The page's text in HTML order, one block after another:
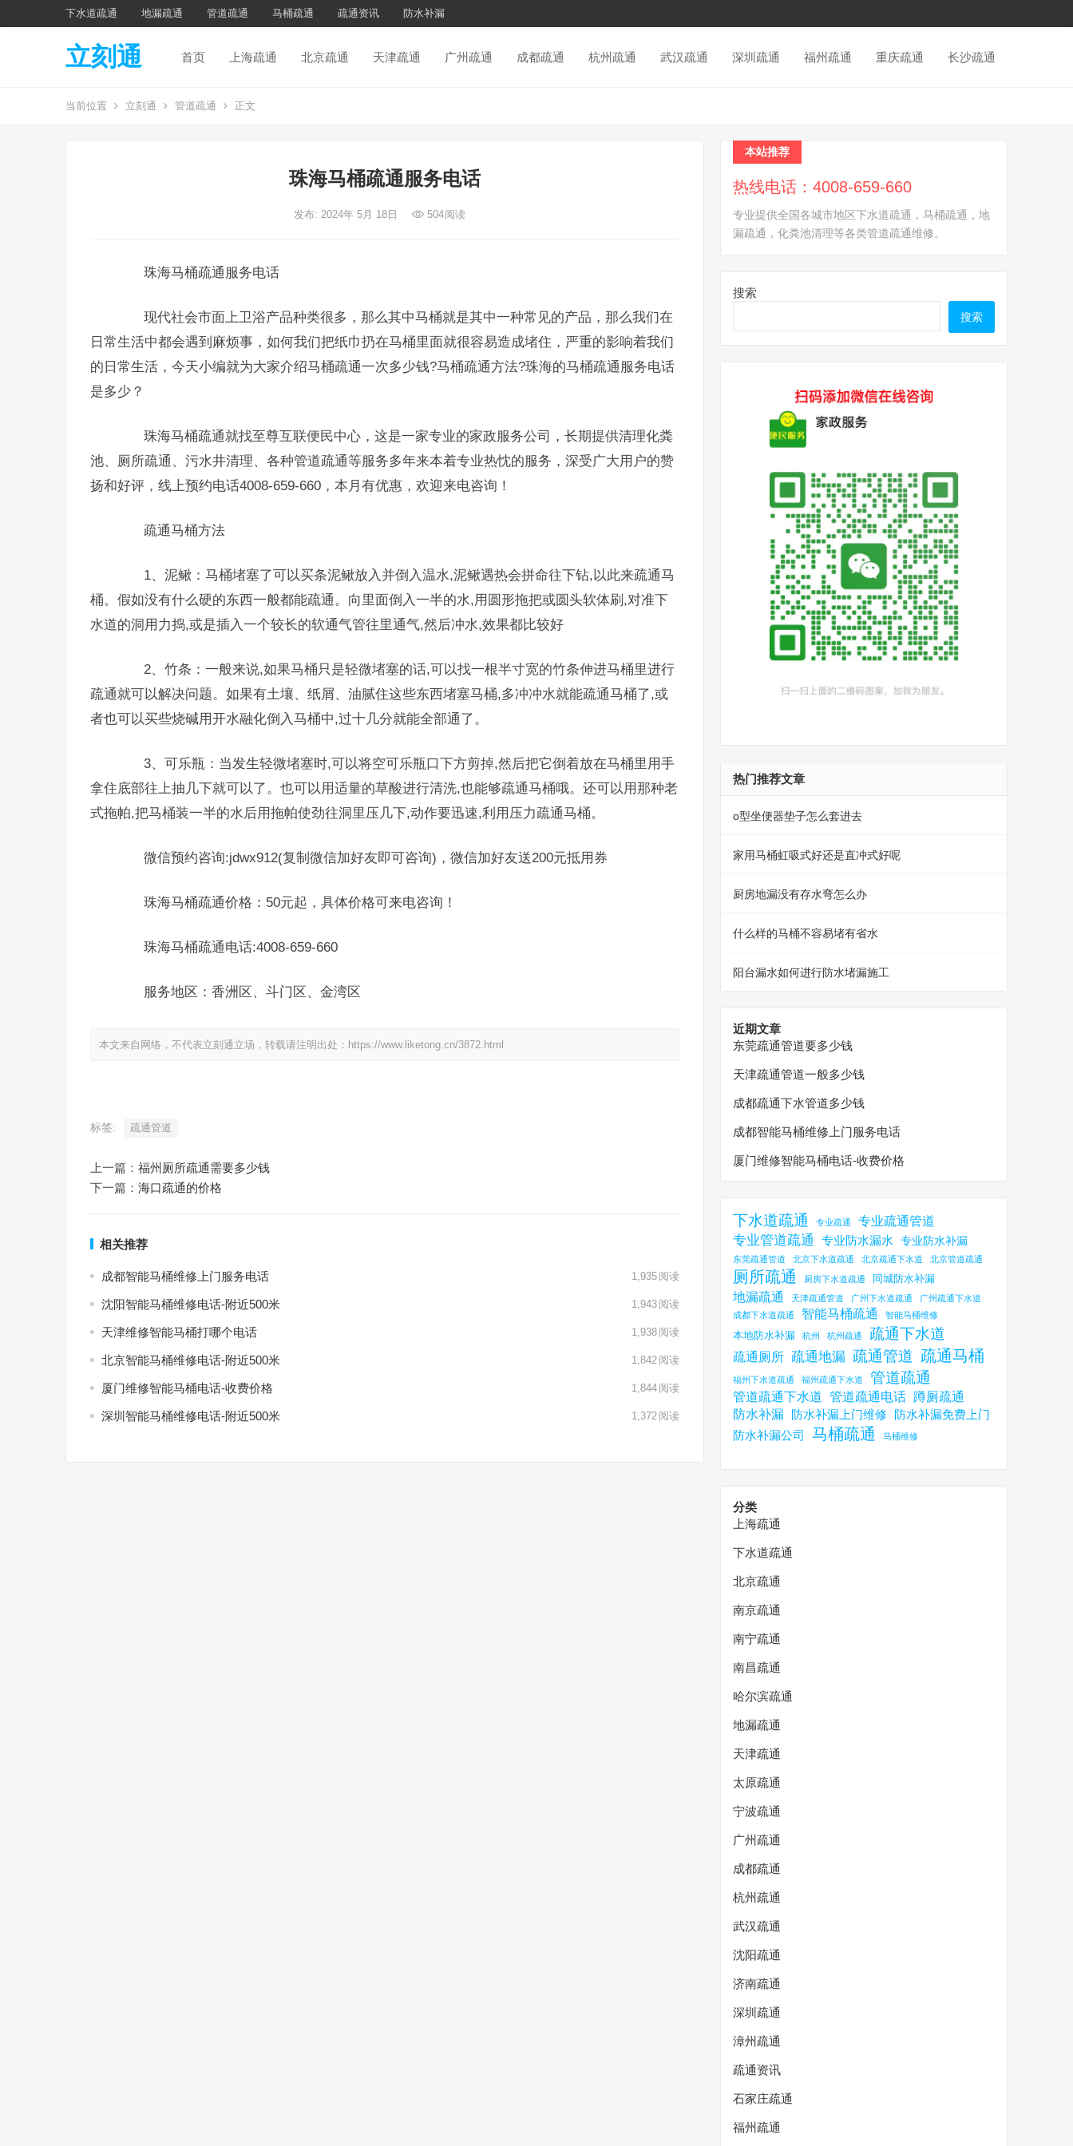
下水道疏通 地漏疏通 管道疏通 马桶疏通 疏通资讯 防水补漏
立刻通 首页 上海疏通 北京疏通 天津疏通 广州疏通 成都疏通 杭州疏通 武汉疏通 深圳疏通 福州疏通 重庆疏通 长沙疏通
当前位置 立刻通 管道疏通 正文
珠海马桶疏通服务电话
发布: 2024年 5月 18日 504阅读
珠海马桶疏通服务电话
现代社会市面上卫浴产品种类很多，那么其中马桶就是其中一种常见的产品，那么我们在
日常生活中都会遇到麻烦事，如何我们把纸巾扔在马桶里面就很容易造成堵住，严重的影响着我们
的日常生活，今天小编就为大家介绍马桶疏通一次多少钱?马桶疏通方法?珠海的马桶疏通服务电话
是多少？
珠海马桶疏通就找至尊互联便民中心，这是一家专业的家政服务公司，长期提供清理化粪
池、厕所疏通、污水井清理、各种管道疏通等服务多年来本着专业热忱的服务，深受广大用户的赞
扬和好评，线上预约电话4008-659-660，本月有优惠，欢迎来电咨询！
疏通马桶方法
1、泥鳅：马桶堵塞了可以买条泥鳅放入并倒入温水,泥鳅遇热会拼命往下钻,以此来疏通马
桶。假如没有什么硬的东西一般都能疏通。向里面倒入一半的水,用圆形拖把或圆头软体刷,对准下
水道的洞用力捣,或是插入一个较长的软通气管往里通气,然后冲水,效果都比较好
2、竹条：一般来说,如果马桶只是轻微堵塞的话,可以找一根半寸宽的竹条伸进马桶里进行
疏通就可以解决问题。如果有土壤、纸屑、油腻住这些东西堵塞马桶,多冲冲水就能疏通马桶了,或
者也可以买些烧碱用开水融化倒入马桶中,过十几分就能全部通了。
3、可乐瓶：当发生轻微堵塞时,可以将空可乐瓶口下方剪掉,然后把它倒着放在马桶里用手
拿住底部往上抽几下就可以了。也可以用适量的草酸进行清洗,也能够疏通马桶哦。还可以用那种老
式拖帕,把马桶装一半的水后用拖帕使劲往洞里压几下,动作要迅速,利用压力疏通马桶。
微信预约咨询:jdwx912(复制微信加好友即可咨询)，微信加好友送200元抵用券
珠海马桶疏通价格：50元起，具体价格可来电咨询！
珠海马桶疏通电话:4008-659-660
服务地区：香洲区、斗门区、金湾区
本文来自网络，不代表立刻通立场，转载请注明出处：https://www.liketong.cn/3872.html
标签: 疏通管道
上一篇： 福州厕所疏通需要多少钱
下一篇： 海口疏通的价格
相关推荐
成都智能马桶维修上门服务电话 1,935 阅读
沈阳智能马桶维修电话-附近500米 1,943 阅读
天津维修智能马桶打哪个电话 1,938 阅读
北京智能马桶维修电话-附近500米 1,842 阅读
厦门维修智能马桶电话-收费价格 1,844 阅读
深圳智能马桶维修电话-附近500米 1,372 阅读
本站推荐
热线电话：4008-659-660
专业提供全国各城市地区下水道疏通，马桶疏通，地
漏疏通，化粪池清理等各类管道疏通维修。
搜索
搜索
热门推荐文章
o型坐便器垫子怎么套进去
家用马桶虹吸式好还是直冲式好呢
厨房地漏没有存水弯怎么办
什么样的马桶不容易堵有省水
阳台漏水如何进行防水堵漏施工
近期文章
东莞疏通管道要多少钱
天津疏通管道一般多少钱
成都疏通下水管道多少钱
成都智能马桶维修上门服务电话
厦门维修智能马桶电话-收费价格
下水道疏通 专业疏通 专业疏通管道
专业管道疏通 专业防水漏水 专业防水补漏
东莞疏通管道 北京下水道疏通 北京疏通下水道 北京管道疏通
厕所疏通 厨房下水道疏通 同城防水补漏
地漏疏通 天津疏通管道 广州下水道疏通
广州疏通下水道
成都下水道疏通
智能马桶疏通 智能马桶维修
本地防水补漏 杭州 杭州疏通 疏通下水道
疏通厕所 疏通地漏 疏通管道 疏通马桶
福州下水道疏通 福州疏通下水道 管道疏通
管道疏通下水道 管道疏通电话 蹲厕疏通
防水补漏 防水补漏上门维修
防水补漏免费上门
防水补漏公司
马桶疏通 马桶维修
分类
上海疏通
下水道疏通
北京疏通
南京疏通
南宁疏通
南昌疏通
哈尔滨疏通
地漏疏通
天津疏通
太原疏通
宁波疏通
广州疏通
成都疏通
杭州疏通
武汉疏通
沈阳疏通
济南疏通
深圳疏通
漳州疏通
疏通资讯
石家庄疏通
福州疏通